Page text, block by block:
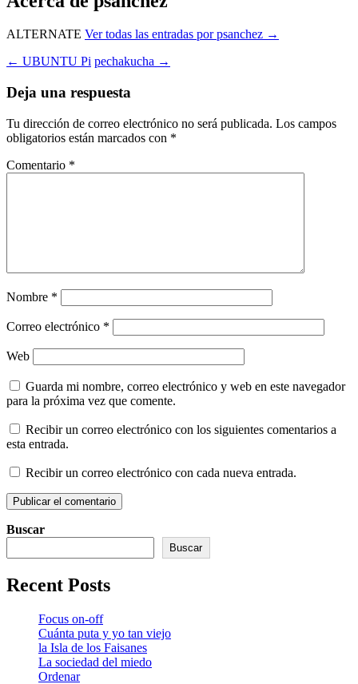
ALTERNATE Ver todas las entradas por psanchez →
Navegación
de
entradas
← UBUNTU Pi pechakucha →
Deja una respuesta
Tu dirección de correo electrónico no será publicada. Los campos
obligatorios están marcados con *
Comentario *
Nombre *
Correo electrónico *
Web
Guarda mi nombre, correo electrónico y web en este navegador
para la próxima vez que comente.
Recibir un correo electrónico con los siguientes comentarios a
esta entrada.
Recibir un correo electrónico con cada nueva entrada.
Buscar
Buscar
Recent Posts
Focus on-off
Cuánta puta y yo tan viejo
la Isla de los Faisanes
La sociedad del miedo
Ordenar